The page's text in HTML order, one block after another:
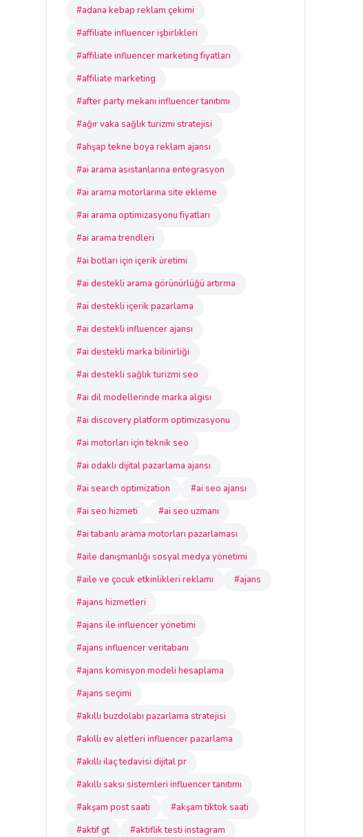
#adana kebap reklam çekimi
#affiliate influencer işbirlikleri
#affiliate influencer marketing fiyatları
#affiliate marketing
#after party mekanı influencer tanıtımı
#ağır vaka sağlık turizmi stratejisi
#ahşap tekne boya reklam ajansı
#ai arama asistanlarına entegrasyon
#ai arama motorlarına site ekleme
#ai arama optimizasyonu fiyatları
#ai arama trendleri
#ai botları için içerik üretimi
#ai destekli arama görünürlüğü artırma
#ai destekli içerik pazarlama
#ai destekli influencer ajansı
#ai destekli marka bilinirliği
#ai destekli sağlık turizmi seo
#ai dil modellerinde marka algısı
#ai discovery platform optimizasyonu
#ai motorları için teknik seo
#ai odaklı dijital pazarlama ajansı
#ai search optimization
#ai seo ajansı
#ai seo hizmeti
#ai seo uzmanı
#ai tabanlı arama motorları pazarlaması
#aile danışmanlığı sosyal medya yönetimi
#aile ve çocuk etkinlikleri reklamı
#ajans
#ajans hizmetleri
#ajans ile influencer yönetimi
#ajans influencer veritabanı
#ajans komisyon modeli hesaplama
#ajans seçimi
#akıllı buzdolabı pazarlama stratejisi
#akıllı ev aletleri influencer pazarlama
#akıllı ilaç tedavisi dijital pr
#akıllı saksı sistemleri influencer tanıtımı
#akşam post saati
#akşam tiktok saati
#aktif gt
#aktiflik testi instagram